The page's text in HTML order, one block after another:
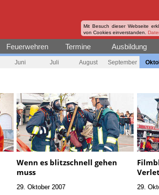
Mit Besuch dieser Webseite
von Cookies einverstanden.
Feuerwehren Termine Ausbildung
Juni Juli August September
Wenn es blitzschnell gehen
muss
29. Oktober 2007
29.